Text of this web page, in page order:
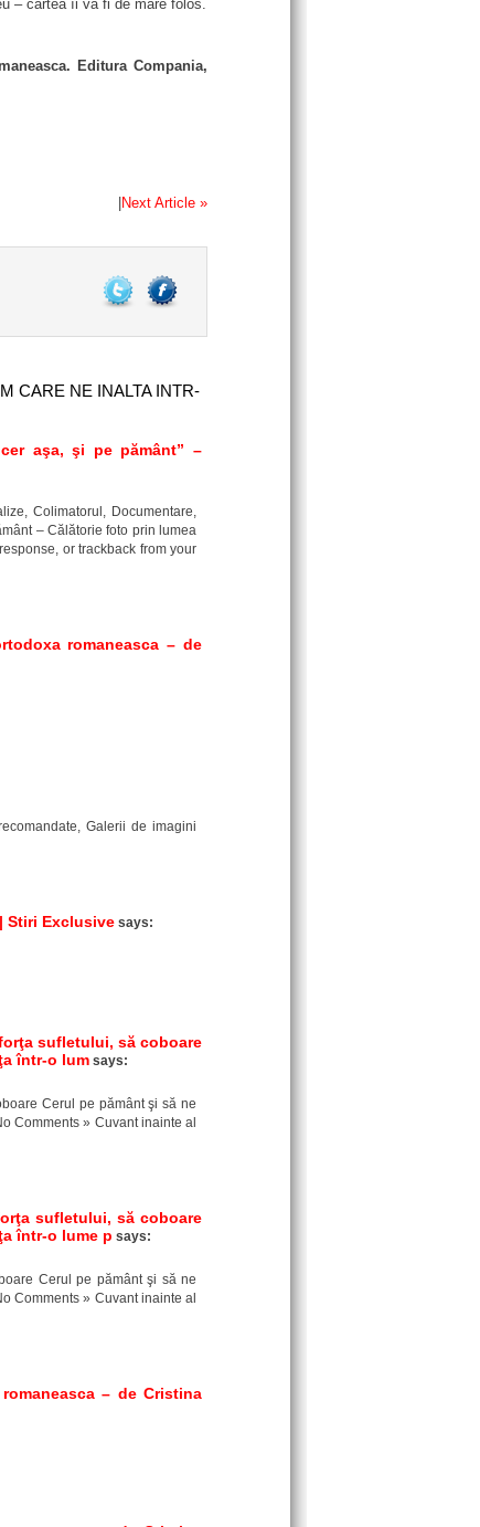
– cartea îi va fi de mare folos.
Editura Compania,
Next Article »
CARE NE INALTA INTR-
aşa, şi pe pământ” –
Colimatorul, Documentare,
– Călătorie foto prin lumea
or trackback from your
romaneasca – de
Galerii de imagini
Stiri Exclusive says:
sufletului, să coboare
într-o lum says:
Cerul pe pământ şi să ne
Comments » Cuvant inainte al
sufletului, să coboare
într-o lume p says:
Cerul pe pământ şi să ne
Comments » Cuvant inainte al
– de Cristina